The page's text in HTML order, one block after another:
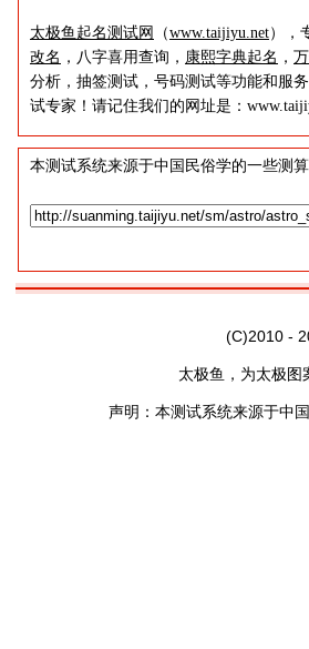
太极鱼起名测试网 （www.taijiyu.net），
改名 ，八字喜用查询， 康熙字典起名 ，
分析，抽签测试，号码测试等功能和服
试专家！请记住我们的网址是：
本测试系统来源于中国民俗学的一些测
(C)2010 -
太极鱼，为太极图
声明：本测试系统来源于中